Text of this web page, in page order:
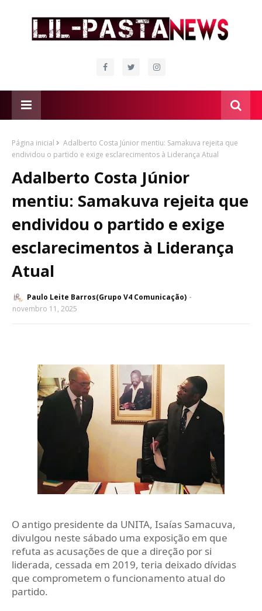
Página inicial
Adalberto Costa Júnior mentiu: Samakuva rejeita que
endividou o partido e exige esclarecimentos à Liderança Atual
Adalberto Costa Júnior
mentiu: Samakuva rejeita que
endividou o partido e exige
esclarecimentos à Liderança
Atual
Paulo Leite Barros(Grupo V4 Comunicação)
novembro 11, 2025
O antigo presidente da UNITA, Isaías Samacuva,
divulgou neste sábado uma exposição em que
refuta as acusações de que a direção por si
liderada, cessada em 2019, teria deixado dívidas
que comprometem o funcionamento atual do
partido.